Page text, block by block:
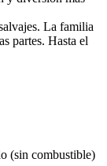
La familia
partes. Hasta el
(sin combustible)